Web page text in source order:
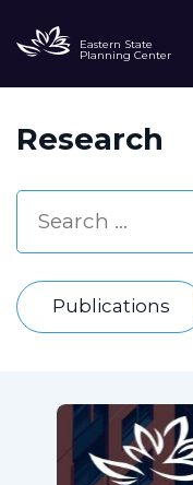
Eastern State
Planning Center
Research
Publications